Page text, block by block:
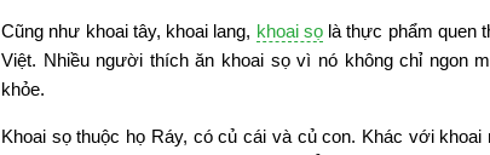
Cũng như khoai tây, khoai lang, khoai sọlà thực phẩm quen
Việt. Nhiều người thích ăn khoai sọ vì nó không chỉ ngon
khỏe.
Khoai sọ thuộc họ Ráy, có củ cái và củ con. Khác với